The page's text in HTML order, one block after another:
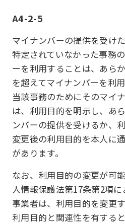
A4-2-5
マイナンバーの提供を受け
特定されていなかった事務
ーを利用することは、あら
を超えてマイナンバーを利
当該事務のためにそのマイ
は、利用目的を明示し、あ
ンバーの提供を受けるか、
変更後の利用目的を本人に
があります。
なお、利用目的の変更が可
人情報保護法第17条第2項
事業者は、利用目的を変更
利用目的と関連性を有する